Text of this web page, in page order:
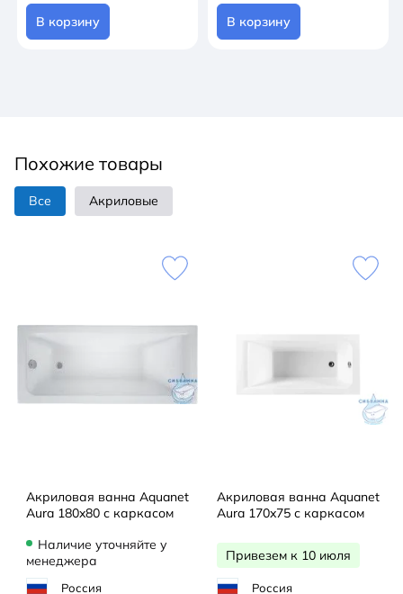
В корзину В корзину
Похожие товары
Все Акриловые
Акриловая ванна Aquanet
Aura 180x80 с каркасом
Наличие уточняйте у
менеджера
Россия
Акриловая ванна Aquanet
Aura 170x75 с каркасом
Привезем к 10 июля
Россия